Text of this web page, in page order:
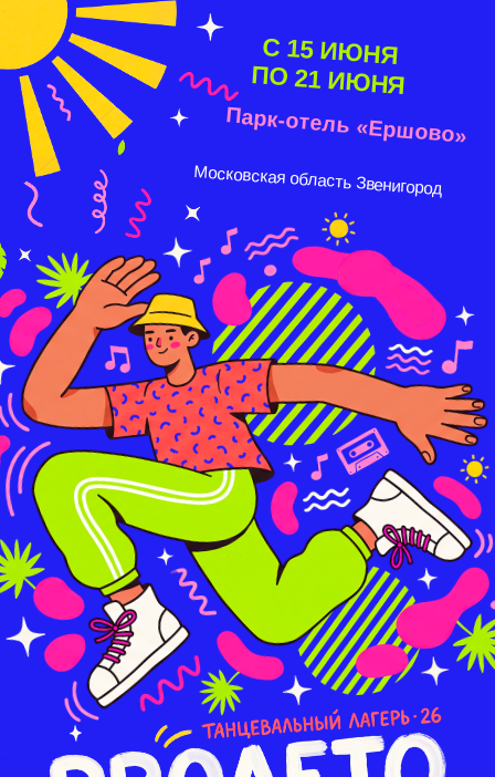
ВСЕРОССИЙСКИЙ ТАНЦЕВАЛЬНЫЙ
ПРОЕКТ
Московская область Звенигород
Парк-отель «Ершово»
ЗАБРОНИРОВАТЬ
С 15 ИЮНЯ
ПО 21 ИЮНЯ